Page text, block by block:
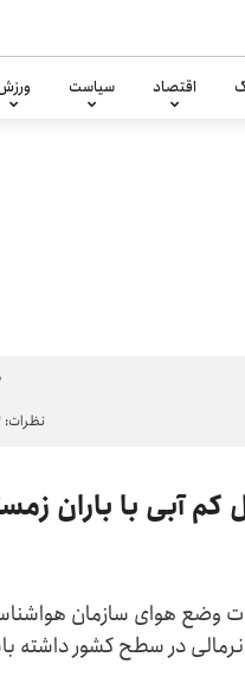
اقتصاد سیاست
نظرات: ۲
آبی با باران
وضع هوای سازمان
در سطح کشور داشته